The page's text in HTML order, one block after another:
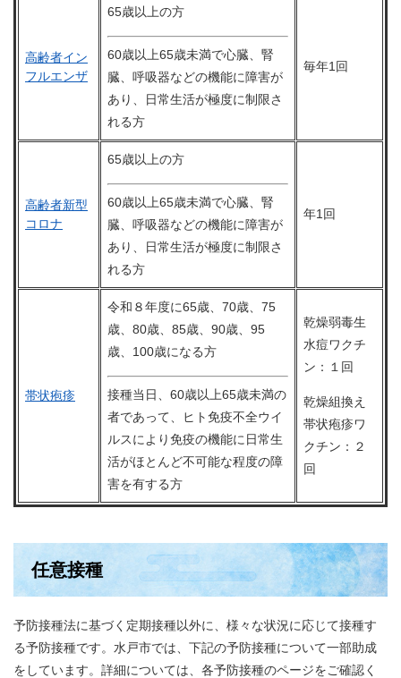
高齢者イン
フルエンザ
65歳以上の方
60歳以上65歳未満で心臓、腎
臓、呼吸器などの機能に障害が
あり、日常生活が極度に制限さ
れる方
毎年1回
高齢者新型
コロナ
65歳以上の方
60歳以上65歳未満で心臓、腎
臓、呼吸器などの機能に障害が
あり、日常生活が極度に制限さ
れる方
年1回
帯状疱疹
令和８年度に65歳、70歳、75
歳、80歳、85歳、90歳、95
歳、100歳になる方
接種当日、60歳以上65歳未満の
者であって、ヒト免疫不全ウイ
ルスにより免疫の機能に日常生
活がほとんど不可能な程度の障
害を有する方
乾燥弱毒生
水痘ワクチ
ン：１回
乾燥組換え
帯状疱疹ワ
クチン：２
回
任意接種
予防接種法に基づく定期接種以外に、様々な状況に応じて接種す
る予防接種です。水戸市では、下記の予防接種について一部助成
をしています。詳細については、各予防接種のページをご確認く